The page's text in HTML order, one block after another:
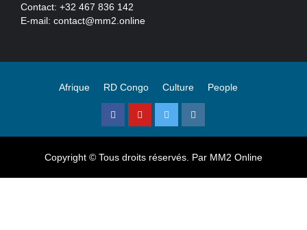
Contact: +32 467 836 142
E-mail: contact@mm2.online
Afrique RD Congo Culture People
FacebookYoutubeTwitterInstagram
Copyright © Tous droits réservés. Par MM2 Online